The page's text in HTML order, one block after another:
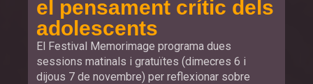
el pensament crític dels
adolescents
El Festival Memorimage programa dues
sessions matinals i gratuïtes (dimecres 6 i
dijous 7 de novembre) per reflexionar sobre